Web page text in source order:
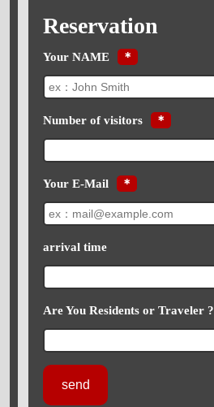
Reservation
Your NAME ＊
Number of visitors ＊
Your E-Mail ＊
arrival time
Are You Residents or Traveler ?